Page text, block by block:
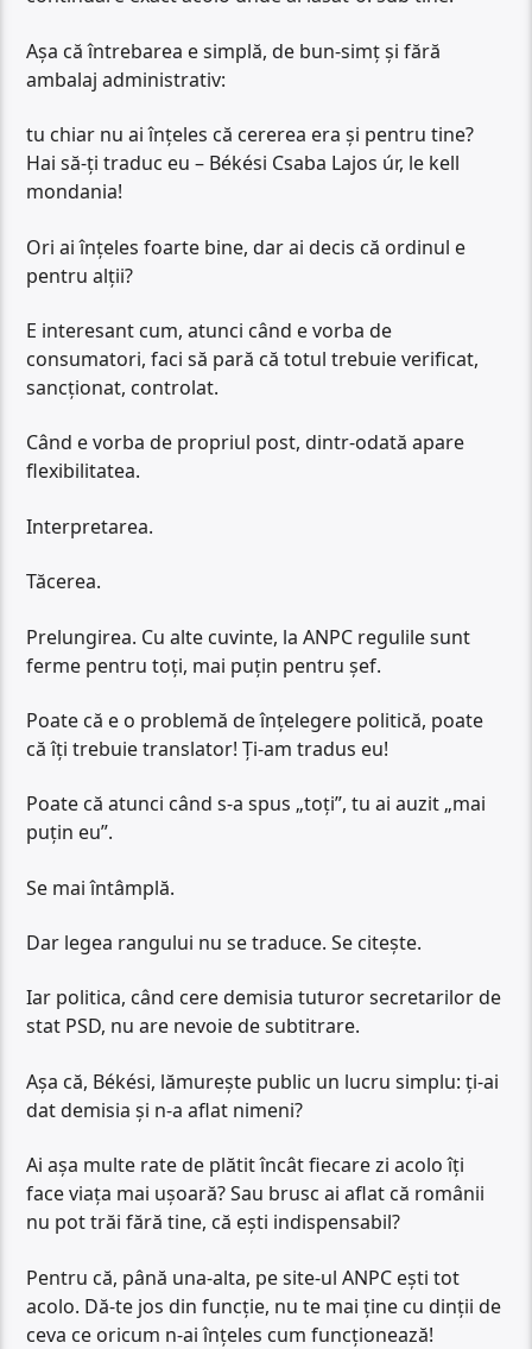
Așa că întrebarea e simplă, de bun-simț și fără
ambalaj administrativ:
tu chiar nu ai înțeles că cererea era și pentru tine?
Hai să-ți traduc eu – Békési Csaba Lajos úr, le kell
mondania!
Ori ai înțeles foarte bine, dar ai decis că ordinul e
pentru alții?
E interesant cum, atunci când e vorba de
consumatori, faci să pară că totul trebuie verificat,
sancționat, controlat.
Când e vorba de propriul post, dintr-odată apare
flexibilitatea.
Interpretarea.
Tăcerea.
Prelungirea. Cu alte cuvinte, la ANPC regulile sunt
ferme pentru toți, mai puțin pentru șef.
Poate că e o problemă de înțelegere politică, poate
că îți trebuie translator! Ți-am tradus eu!
Poate că atunci când s-a spus „toți”, tu ai auzit „mai
puțin eu”.
Se mai întâmplă.
Dar legea rangului nu se traduce. Se citește.
Iar politica, când cere demisia tuturor secretarilor de
stat PSD, nu are nevoie de subtitrare.
Așa că, Békési, lămurește public un lucru simplu: ți-ai
dat demisia și n-a aflat nimeni?
Ai așa multe rate de plătit încât fiecare zi acolo îți
face viața mai ușoară? Sau brusc ai aflat că românii
nu pot trăi fără tine, că ești indispensabil?
Pentru că, până una-alta, pe site-ul ANPC ești tot
acolo. Dă-te jos din funcție, nu te mai ține cu dinții de
ceva ce oricum n-ai înțeles cum funcționează!